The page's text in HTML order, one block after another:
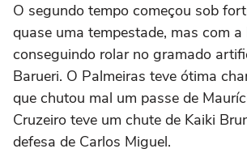
O segundo tempo começou sob
quase uma tempestade, mas com a
conseguindo rolar no gramado
Barueri. O Palmeiras teve ótima
que chutou mal um passe de
Cruzeiro teve um chute de Kaiki
defesa de Carlos Miguel.